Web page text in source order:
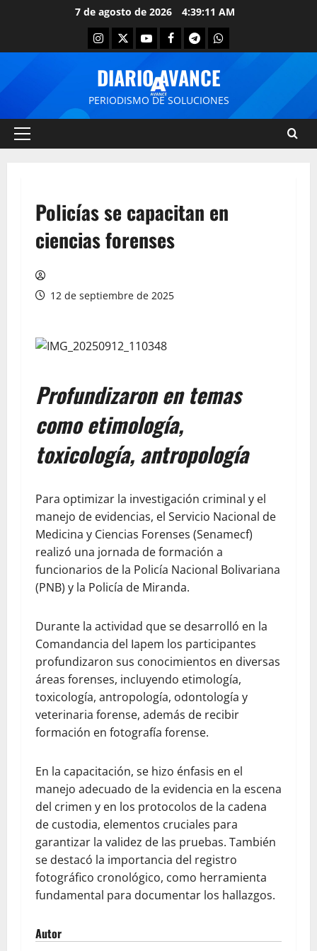
7 de agosto de 2026 4:39:11 AM
DIARIO AVANCE
PERIODISMO DE SOLUCIONES
Policías se capacitan en
ciencias forenses
12 de septiembre de 2025
Profundizaron en temas
como etimología,
toxicología, antropología
Para optimizar la investigación criminal y el
manejo de evidencias, el Servicio Nacional de
Medicina y Ciencias Forenses (Senamecf)
realizó una jornada de formación a
funcionarios de la Policía Nacional Bolivariana
(PNB) y la Policía de Miranda.
Durante la actividad que se desarrolló en la
Comandancia del Iapem los participantes
profundizaron sus conocimientos en diversas
áreas forenses, incluyendo etimología,
toxicología, antropología, odontología y
veterinaria forense, además de recibir
formación en fotografía forense.
En la capacitación, se hizo énfasis en el
manejo adecuado de la evidencia en la escena
del crimen y en los protocolos de la cadena
de custodia, elementos cruciales para
garantizar la validez de las pruebas. También
se destacó la importancia del registro
fotográfico cronológico, como herramienta
fundamental para documentar los hallazgos.
Autor